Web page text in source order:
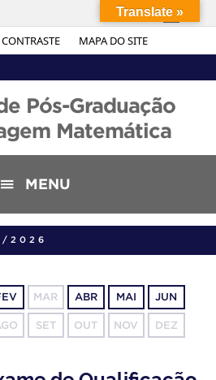
CONTRASTE MAPA DO SITE
Simplifique!
Acesso à informação
Legislação
Pós-Graduação
Matemática
MENU
2026
MAR ABR MAI JUN
SET OUT NOV DEZ
Translate »